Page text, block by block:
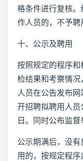
格条件进行复核
作人员的，不予聘
十、公示及聘用
按照规定的程序
检结果和考察情
人员在公告发布
开招聘拟聘用人
日。同时公布监督
公示期满后，没
用的，按规定程